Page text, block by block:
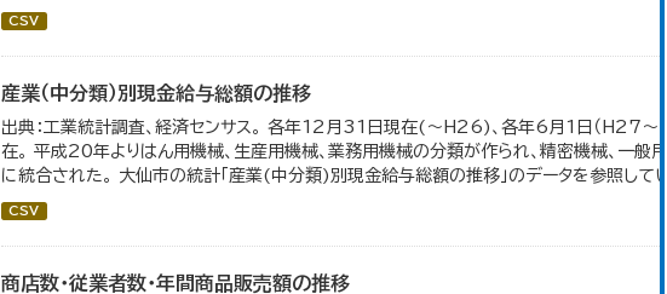
CSV
産業（中分類）別現金給与総額の推移
出典：工業統計調査、経済センサス。 各年12月31日現在(～H26)、各年6月1日（H27～
在。 平成20年よりはん用機械、生産用機械、業務用機械の分類が作られ、精密機械、一般
に統合された。 大仙市の統計「産業(中分類)別現金給与総額の推移」のデータを参照してい
CSV
商店数・従業者数・年間商品販売額の推移